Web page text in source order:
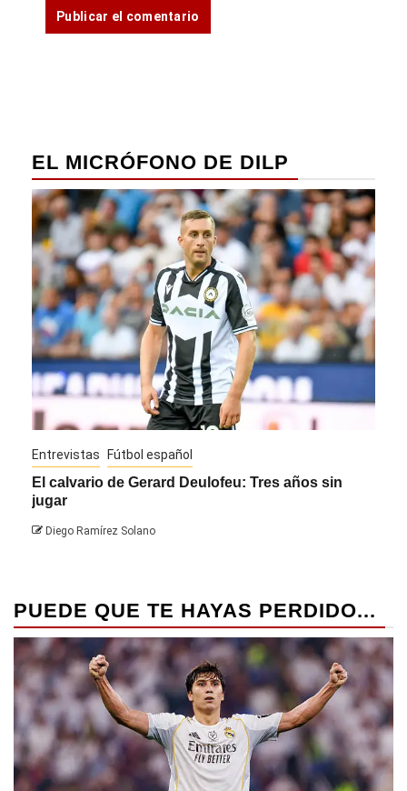
EL MICRÓFONO DE DILP
Entrevistas Fútbol español
El calvario de Gerard Deulofeu: Tres años sin
jugar
Diego Ramírez Solano
PUEDE QUE TE HAYAS PERDIDO...